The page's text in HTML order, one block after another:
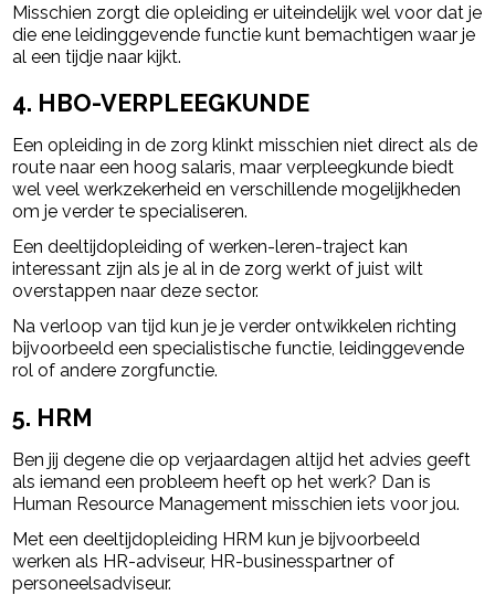
Misschien zorgt die opleiding er uiteindelijk wel voor dat je
die ene leidinggevende functie kunt bemachtigen waar je
al een tijdje naar kijkt.
4. HBO-VERPLEEGKUNDE
Een opleiding in de zorg klinkt misschien niet direct als de
route naar een hoog salaris, maar verpleegkunde biedt
wel veel werkzekerheid en verschillende mogelijkheden
om je verder te specialiseren.
Een deeltijdopleiding of werken-leren-traject kan
interessant zijn als je al in de zorg werkt of juist wilt
overstappen naar deze sector.
Na verloop van tijd kun je je verder ontwikkelen richting
bijvoorbeeld een specialistische functie, leidinggevende
rol of andere zorgfunctie.
5. HRM
Ben jij degene die op verjaardagen altijd het advies geeft
als iemand een probleem heeft op het werk? Dan is
Human Resource Management misschien iets voor jou.
Met een deeltijdopleiding HRM kun je bijvoorbeeld
werken als HR-adviseur, HR-businesspartner of
personeelsadviseur.